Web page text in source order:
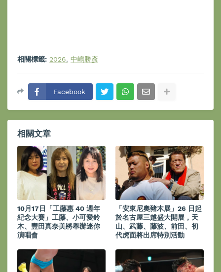
相關標籤: 2026 中嶋勝彥
Facebook
相關文章
10月17日「工藤惠 40 週年
紀念大賽」工藤、小可愛鈴
木、豐田真奈美將舉辦迷你
演唱會
「安東尼奧豬木展」26 日起
於名古屋三越盛大開展，天
山、武藤、藤波、前田、初
代虎面將出席特別活動